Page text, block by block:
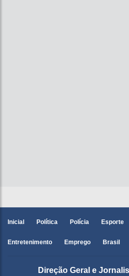
Inicial Política Polícia Esporte
Entretenimento Emprego Brasil
Direção Geral e